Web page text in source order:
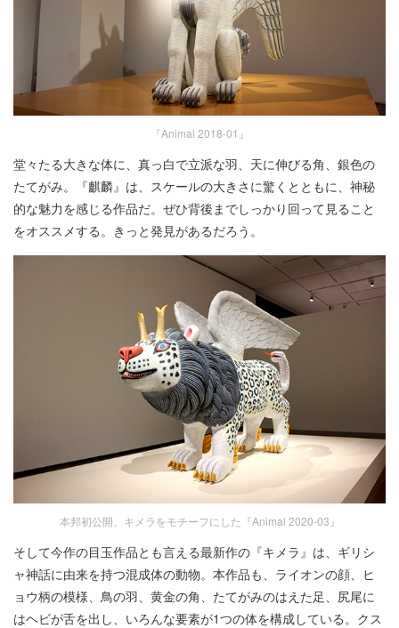
『Animal 2018-01』
堂々たる大きな体に、真っ白で立派な羽、天に伸びる角、銀色の
たてがみ。『麒麟』は、スケールの大きさに驚くとともに、神秘
的な魅力を感じる作品だ。ぜひ背後までしっかり回って見ること
をオススメする。きっと発見があるだろう。
本邦初公開、キメラをモチーフにした『Animal 2020-03』
そして今作の目玉作品とも言える最新作の『キメラ』は、ギリシ
ャ神話に由来を持つ混成体の動物。本作品も、ライオンの顔、ヒ
ョウ柄の模様、鳥の羽、黄金の角、たてがみのはえた足、尻尾に
はヘビが舌を出し、いろんな要素が1つの体を構成している。クス